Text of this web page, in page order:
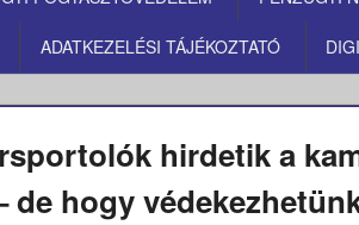
ADATKEZELÉSI TÁJÉKOZTATÓ
hirdetik a
de hogy